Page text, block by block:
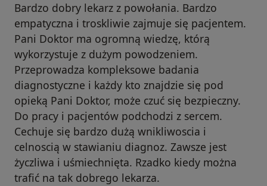
Bardzo dobry lekarz z powołania. Bardzo
empatyczna i troskliwie zajmuje się pacjentem.
Pani Doktor ma ogromną wiedzę, którą
wykorzystuje z dużym powodzeniem.
Przeprowadza kompleksowe badania
diagnostyczne i każdy kto znajdzie się pod
opieką Pani Doktor, może czuć się bezpieczny.
Do pracy i pacjentów podchodzi z sercem.
Cechuje się bardzo dużą wnikliwoscia i
celnoscią w stawianiu diagnoz. Zawsze jest
życzliwa i uśmiechnięta. Rzadko kiedy można
trafić na tak dobrego lekarza.